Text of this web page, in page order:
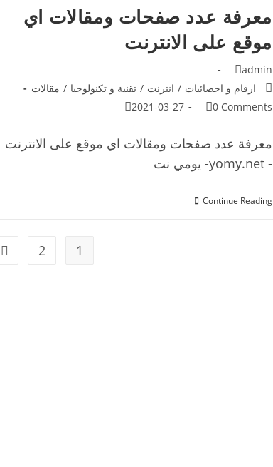
معرفة عدد صفحات ومقالات اي
موقع على الانترنت
admin
ارقام و احصائيات / انترنت / تقنية و تكنولوجيا / مقالات
0 Comments
2021-03-27
معرفة عدد صفحات ومقالات اي موقع على الانترنت
- yomy.net- يومي نت
Continue Reading
1
2